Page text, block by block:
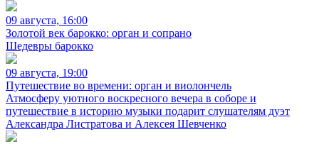
09 августа, 16:00
Золотой век барокко: орган и сопрано
Шедевры барокко
09 августа, 19:00
Путешествие во времени: орган и виолончель
Атмосферу уютного воскресного вечера в соборе и
путешествие в историю музыки подарит слушателям дуэт
Александра Листратова и Алексея Шевченко